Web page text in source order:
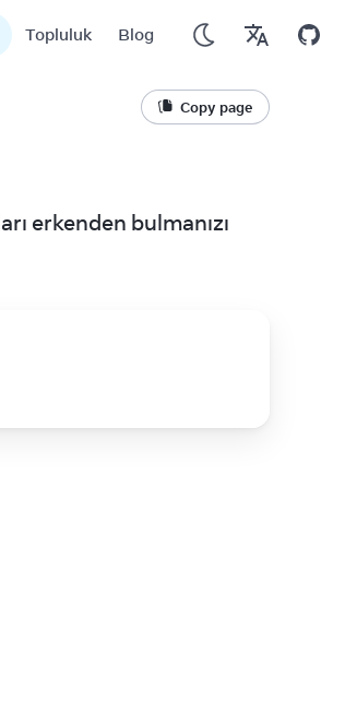
Topluluk Blog
Copy page
erkenden bulmanızı